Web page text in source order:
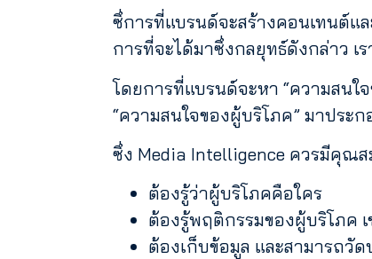
ซึ่การที่แบรนด์จะสร้างคอนเทนต์แ
การที่จะได้มาซึ่งกลยุทธ์ดังกล่าว เ
โดยการที่แบรนด์จะหา “ความสนใ
“ความสนใจของผู้บริโภค” มาประ
ซึ่ง Media Intelligence ควรมีคุณ
ต้องรู้ว่าผู้บริโภคคือใคร
ต้องรู้พฤติกรรมของผู้บริโภค
ต้องเก็บข้อมูล และสามารถวั